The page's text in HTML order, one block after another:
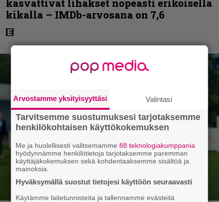
kasvattivat lihakset nopeasti erikoisella
kikalla – IMDb-arvosana on 7,6
Arvostamme yksityisyyttäsi Valintasi
Tarvitsemme suostumuksesi tarjotaksemme
henkilökohtaisen käyttökokemuksen
Me ja huolellisesti valitsemamme88 teknologiakumppania
hyödynnämme henkilötietoja tarjotaksemme paremman
käyttäjäkokemuksen sekä kohdentaaksemme sisältöä ja
mainoksia.
Hyväksymällä suostut tietojesi käyttöön seuraavasti
Käytämme laitetunnisteita ja tallennamme evästeitä